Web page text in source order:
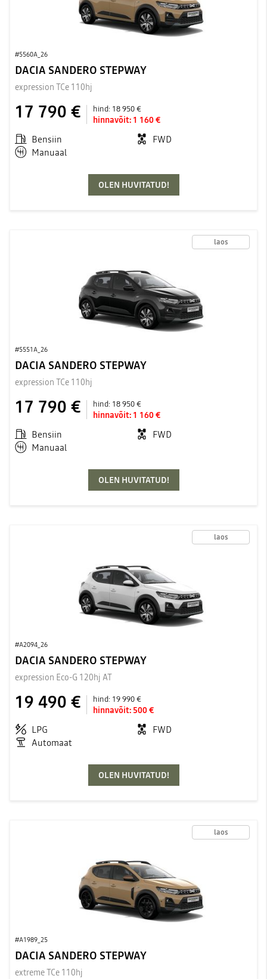
#5560A_26
DACIA SANDERO STEPWAY
expression TCe 110hj
17 790 € hind: 18 950 €
hinnavõit: 1 160 €
Bensiin
FWD
Manuaal
OLEN HUVITATUD!
laos
#5551A_26
DACIA SANDERO STEPWAY
expression TCe 110hj
17 790 € hind: 18 950 €
hinnavõit: 1 160 €
Bensiin
FWD
Manuaal
OLEN HUVITATUD!
laos
#A2094_26
DACIA SANDERO STEPWAY
expression Eco-G 120hj AT
19 490 € hind: 19 990 €
hinnavõit: 500 €
LPG
FWD
Automaat
OLEN HUVITATUD!
laos
#A1989_25
DACIA SANDERO STEPWAY
extreme TCe 110hj